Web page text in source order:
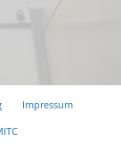
Impressum